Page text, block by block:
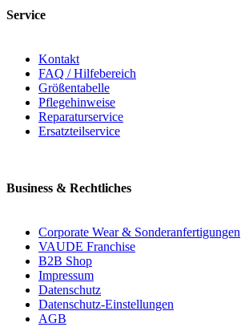
Service
Kontakt
FAQ / Hilfebereich
Größentabelle
Pflegehinweise
Reparaturservice
Ersatzteilservice
Business & Rechtliches
Corporate Wear & Sonderanfertigungen
VAUDE Franchise
B2B Shop
Impressum
Datenschutz
Datenschutz-Einstellungen
AGB